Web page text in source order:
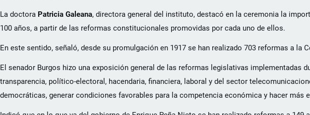
La doctora Patricia Galeana, directora general del instituto, destacó en la ceremonia la
100 años, a partir de las reformas constitucionales promovidas por cada uno de ellos.
En este sentido, señaló, desde su promulgación en 1917 se han realizado 703 reformas a la
El senador Burgos hizo una exposición general de las reformas legislativas implementadas
transparencia, político-electoral, hacendaria, financiera, laboral y del sector
democráticas, generar condiciones favorables para la competencia económica y hacer más